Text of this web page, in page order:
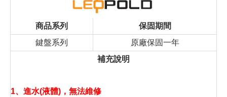
商品系列
保固期間
鍵盤系列
原廠保固一年
補充說明
1、進水(液體)，無法維修